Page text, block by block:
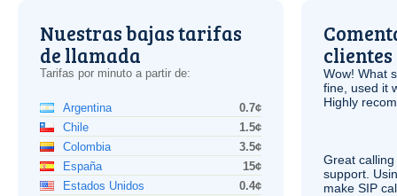
Nuestras bajas tarifas
de llamada
Tarifas por minuto a partir de:
Argentina
0.7¢
Chile
1.5¢
Colombia
3.5¢
España
15¢
Estados Unidos
0.4¢
clientes
Wow! What
fine, used it
Highly
Great
support.
make SIP